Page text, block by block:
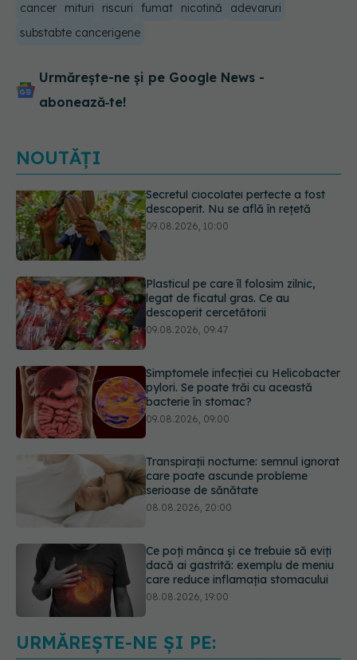
cancer mituri riscuri fumat nicotină
adevaruri
substabte cancerigene
Urmărește-ne și pe Google News -
abonează‑te!
NOUTĂȚI
Plasticul pe care îl folosim zilnic,
legat de ficatul gras. Ce au
Simptomele infecției cu Helicobacter
pylori. Se poate trăi cu această
bacterie în stomac?
Transpirații nocturne: semnul ignorat
care poate ascunde probleme
serioase de sănătate
Ce poți mânca și ce trebuie să eviți
dacă ai gastrită: exemplu de meniu
care reduce inflamația stomacului
Secretul ciocolatei perfecte a fost
descoperit. Nu se află în rețetă
09.08.2026, 10:00
URMĂREȘTE-NE ȘI PE: